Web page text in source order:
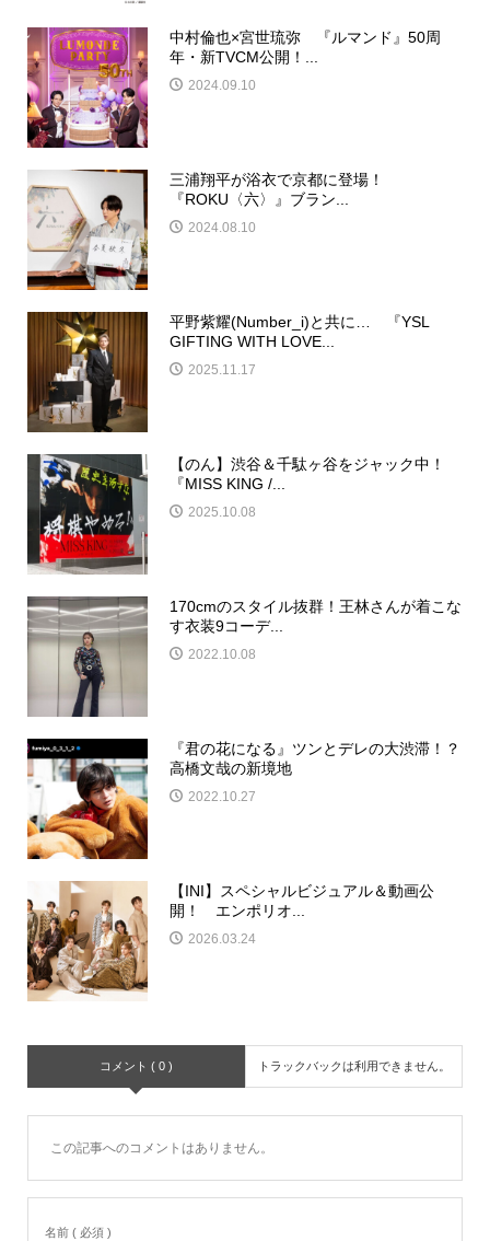
中村倫也×宮世琉弥 『ルマンド』50周
年・新TVCM公開！...
2024.09.10
三浦翔平が浴衣で京都に登場！
『ROKU〈六〉』ブラン...
2024.08.10
平野紫耀(Number_i)と共に… 『YSL
GIFTING WITH LOVE...
2025.11.17
【のん】渋谷＆千駄ヶ谷をジャック中！
『MISS KING /...
2025.10.08
170cmのスタイル抜群！王林さんが着こな
す衣装9コーデ...
2022.10.08
『君の花になる』ツンとデレの大渋滞！？
高橋文哉の新境地
2022.10.27
【INI】スペシャルビジュアル＆動画公
開！ エンポリオ...
2026.03.24
コメント ( 0 ) トラックバックは利用できません。
この記事へのコメントはありません。
名前 ( 必須 )